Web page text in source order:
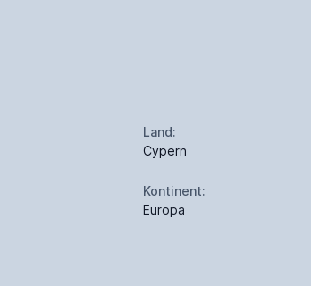
Land:
Cypern
Kontinent:
Europa